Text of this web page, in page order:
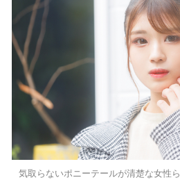
気取らないポニーテールが清楚な女性